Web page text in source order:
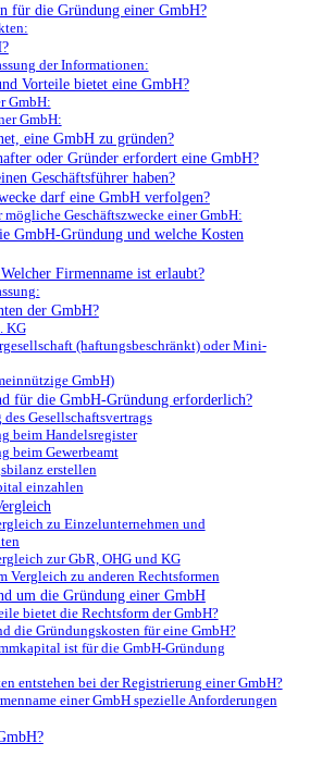
für die Gründung einer GmbH?
der Informationen:
Vorteile bietet eine GmbH?
GmbH:
GmbH:
eine GmbH zu gründen?
oder Gründer erfordert eine GmbH?
Geschäftsführer haben?
darf eine GmbH verfolgen?
Geschäftszwecke einer GmbH:
GmbH-Gründung und welche Kosten
Firmenname ist erlaubt?
der GmbH?
KG
(haftungsbeschränkt) oder Mini-
GmbH)
für die GmbH-Gründung erforderlich?
Gesellschaftsvertrags
beim Handelsregister
beim Gewerbeamt
erstellen
einzahlen
zu Einzelunternehmen und
zur GbR, OHG und KG
Vergleich zu anderen Rechtsformen
um die Gründung einer GmbH
bietet die Rechtsform der GmbH?
die Gründungskosten für eine GmbH?
ist für die GmbH-Gründung
entstehen bei der Registrierung einer GmbH?
einer GmbH spezielle Anforderungen